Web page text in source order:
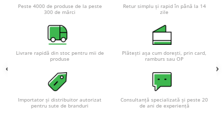
Peste 4000 de produse de la peste
300 de mărci
Retur simplu și rapid în până la 14
zile
Livrare rapidă din stoc pentru mii de
produse
Plătești așa cum dorești, prin card,
ramburs sau OP
Importator și distribuitor autorizat
pentru sute de branduri
Consultanță specializată și peste 20
de ani de experiență